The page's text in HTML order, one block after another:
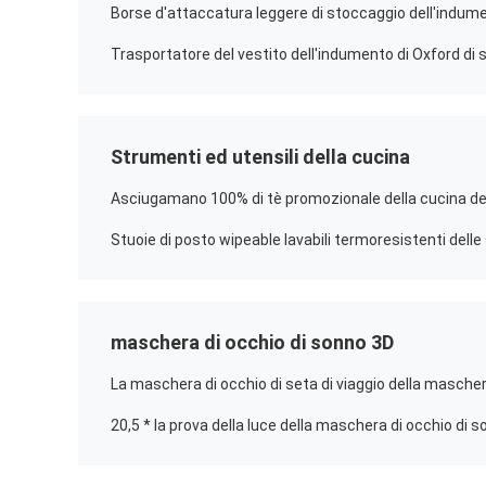
Borse d'attaccatura leggere di stoccaggio
Strumenti ed utensili della cucina
maschera di occhio di sonno 3D